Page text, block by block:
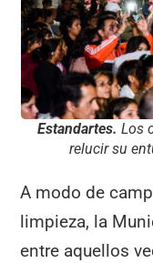
Estandartes. Los
relucir su
A modo de
limpieza, la
entre aquellos